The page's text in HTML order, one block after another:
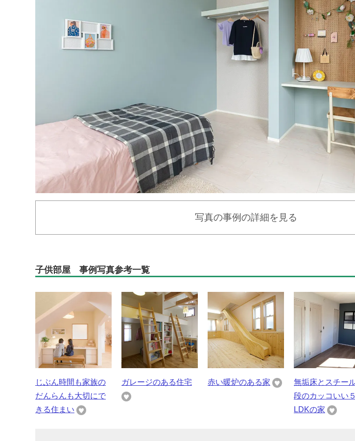
写真の事例の詳細を見る
子供部屋 事例写真参考一覧
じぶん時間も家族の
だんらんも大切にで
きる住まい
ガレージのある住宅 赤い暖炉のある家
無垢床とスチー
段のカッコいい５
LDKの家